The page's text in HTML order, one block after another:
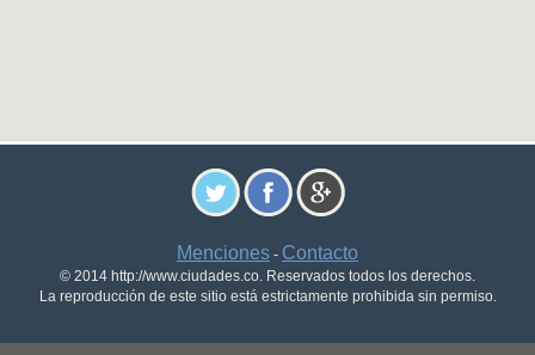
Menciones - Contacto
© 2014 http://www.ciudades.co. Reservados todos los derechos.
La reproducción de este sitio está estrictamente prohibida sin permiso.